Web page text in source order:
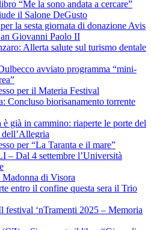
“Me la sono andata a cercare”
il Salone DeGusto
la sesta giornata di donazione Avis
Giovanni Paolo II
Allerta salute sul turismo dentale
avviato programma “mini-
per il Materia Festival
Concluso biorisanamento torrente
già in cammino: riaperte le porte del
per “La Taranta e il mare”
Dal 4 settembre l’Università
di Visora
entro il confine questa sera il Trio
‘nTramenti 2025 – Memoria